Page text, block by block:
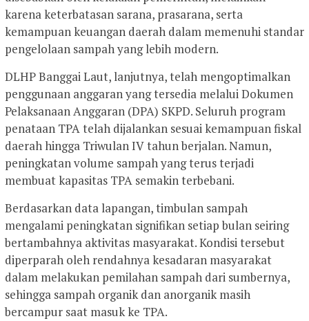
karena keterbatasan sarana, prasarana, serta
kemampuan keuangan daerah dalam memenuhi standar
pengelolaan sampah yang lebih modern.
DLHP Banggai Laut, lanjutnya, telah mengoptimalkan
penggunaan anggaran yang tersedia melalui Dokumen
Pelaksanaan Anggaran (DPA) SKPD. Seluruh program
penataan TPA telah dijalankan sesuai kemampuan fiskal
daerah hingga Triwulan IV tahun berjalan. Namun,
peningkatan volume sampah yang terus terjadi
membuat kapasitas TPA semakin terbebani.
Berdasarkan data lapangan, timbulan sampah
mengalami peningkatan signifikan setiap bulan seiring
bertambahnya aktivitas masyarakat. Kondisi tersebut
diperparah oleh rendahnya kesadaran masyarakat
dalam melakukan pemilahan sampah dari sumbernya,
sehingga sampah organik dan anorganik masih
bercampur saat masuk ke TPA.